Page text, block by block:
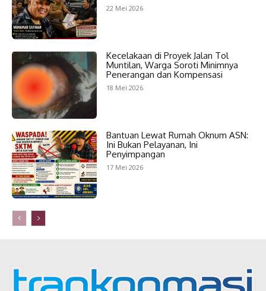
22 Mei 2026
Kecelakaan di Proyek Jalan Tol
Muntilan, Warga Soroti Minimnya
Penerangan dan Kompensasi
18 Mei 2026
Bantuan Lewat Rumah Oknum ASN:
Ini Bukan Pelayanan, Ini
Penyimpangan
17 Mei 2026